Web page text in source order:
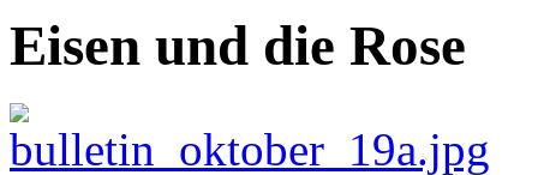
Eisen und die Rose